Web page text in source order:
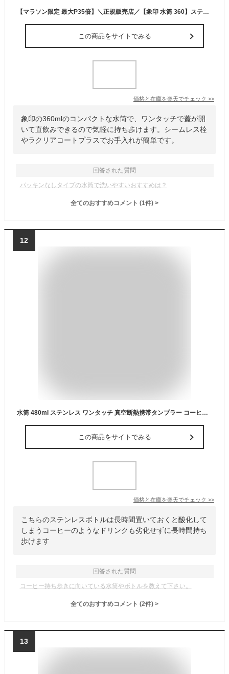
【マラソン限定 最大P35倍】＼正規販売店／【象印 水筒 360】ステンレスマグ シームレスせん 保温 保冷 直飲み ワンタッチ 360ml 小容量 軽量 コンパクト おしゃれ シンプル ラクリアコート パッキン なし スポーツドリンク対応 洗いやすい お手入れ簡単 シームレス
この商品をサイトでみる
価格と在庫を楽天でチェック >>
象印の360mlのコンパクトな水筒で、ワンタッチで蓋が開
いて直飲みできるので気軽に持ち歩けます。シームレス栓
やラクリアコートプラスでお手入れが簡単です。
回答された質問
パッキンなしタイプの水筒で洗いやすいおすすめは？
全てのおすすめコメント (1件) >
12
水筒 480ml ステンレス ワンタッチ 真空断熱携帯タンブラー コーヒー （ ワンプッシュ 保温 保冷 コーヒー用 ステンレスマグボトル おしゃれ タンブラー 持ち歩き 蓋付き ステンレス製 ふた付き マグ ボトル カフェマグ ）
この商品をサイトでみる
価格と在庫を楽天でチェック >>
こちらのステンレスボトルは長時間置いておくと酸化して
しまうコーヒーのようなドリンクも劣化せずに長時間持ち
歩けます
回答された質問
コーヒー持ち歩きに向いている水筒やボトルを教えて下さい。
全てのおすすめコメント (2件) >
13